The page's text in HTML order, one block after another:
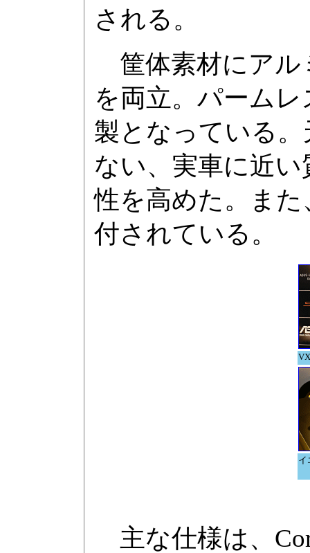
される。
筐体素材にアル
を両立。パーム
製となっている
ない、実車に近
性を高めた。ま
付されている。
イ
主な仕様は、